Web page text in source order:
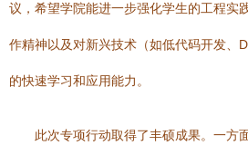
议，希望学院能进一步强化学生的工程实
作精神以及对新兴技术（如低代码开发、
的快速学习和应用能力。
此次专项行动取得了丰硕成果。一方